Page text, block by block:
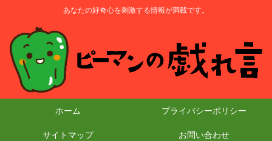
あなたの好奇心を刺激する情報が満載です。
ホーム プライバシーポリシー
サイトマップ お問い合わせ